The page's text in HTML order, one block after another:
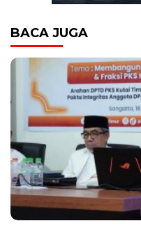
BACA JUGA